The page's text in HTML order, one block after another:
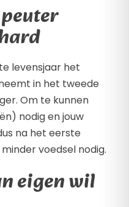
levensjaar het
in het tweede
Om te kunnen
nodig en jouw
na het eerste
voedsel nodig.
eigen wil